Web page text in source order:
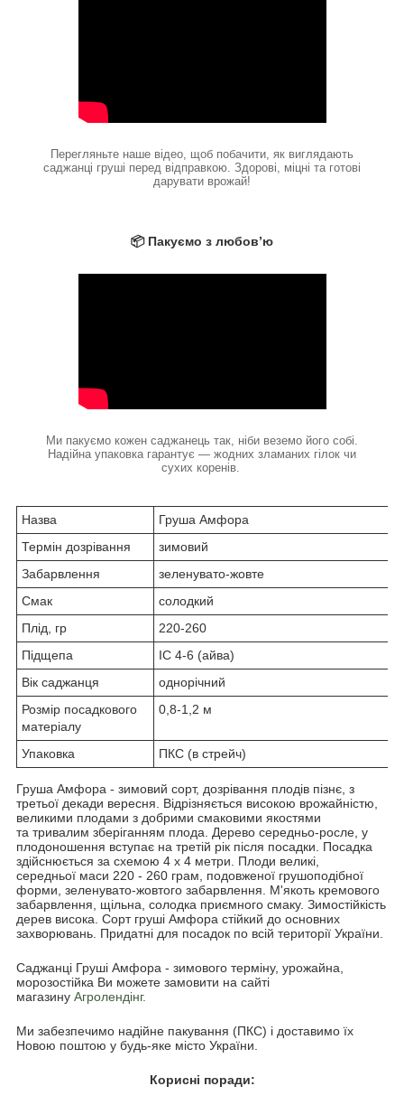
Перегляньте наше відео, щоб побачити, як виглядають
саджанці груші перед відправкою. Здорові, міцні та готові
дарувати врожай!
📦 Пакуємо з любов’ю
Ми пакуємо кожен саджанець так, ніби веземо його собі.
Надійна упаковка гарантує — жодних зламаних гілок чи
сухих коренів.
Назва
Груша Амфора
Термін дозрівання
зимовий
Забарвлення
зеленувато-жовте
Смак
солодкий
Плід, гр
220-260
Підщепа
ІС 4-6 (айва)
Вік саджанця
однорічний
Розмір посадкового
матеріалу
0,8-1,2 м
Упаковка ПКС (в стрейч)
Груша Амфора - зимовий сорт, дозрівання плодів пізнє, з
третьої декади вересня. Відрізняється високою врожайністю,
великими плодами з добрими смаковими якостями
та тривалим зберіганням плода. Дерево середньо-росле, у
плодоношення вступає на третій рік після посадки. Посадка
здійснюється за схемою 4 х 4 метри. Плоди великі,
середньої маси 220 - 260 грам, подовженої грушоподібної
форми, зеленувато-жовтого забарвлення. М'якоть кремового
забарвлення, щільна, солодка приємного смаку. Зимостійкість
дерев висока. Сорт груші Амфора стійкий до основних
захворювань. Придатні для посадок по всій території України.
Саджанці Груші Амфора - зимового терміну, урожайна,
морозостійка Ви можете замовити на сайті
магазину Агролендінг.
Ми забезпечимо надійне пакування (ПКС) і доставимо їх
Новою поштою у будь-яке місто України.
Корисні поради: